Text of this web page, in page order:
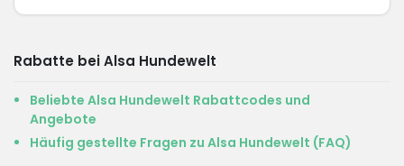
Rabatte bei Alsa Hundewelt
Beliebte Alsa Hundewelt Rabattcodes und
Angebote
Häufig gestellte Fragen zu Alsa Hundewelt (FAQ)